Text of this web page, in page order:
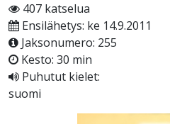
407 katselua
Ensilähetys: ke 14.9.2011
Jaksonumero: 255
Kesto: 30 min
Puhutut kielet:
suomi